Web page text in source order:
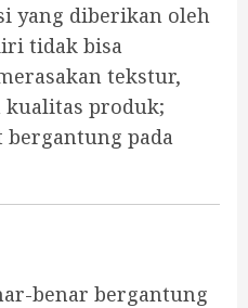
yang diberikan oleh
tidak bisa
tekstur,
produk;
pada
benar bergantung